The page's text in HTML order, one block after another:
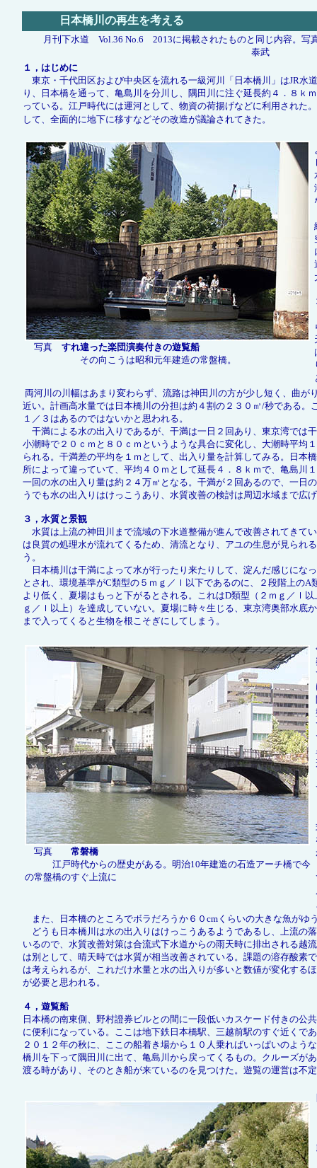
日本橋川の再生を考える
月刊下水道 Vol.36 No.6 2013に掲載されたものと同じ内
泰武
１，はじめに
東京・千代田区および中央区を流れる一級河川「日本橋川」はJR水
り、日本橋を通って、亀島川を分川し、隅田川に注ぐ延長約４．８ｋ
っている。江戸時代には運河として、物資の荷揚げなどに利用された
して、全面的に地下に移すなどその改造が議論されてきた。
写真 すれ違った楽団演奏付きの遊覧船
その向こうは昭和元年建造の常盤橋。
両河川の川幅はあまり変わらず、流路は神田川の方が少し短く、曲が
近い。計画高水量では日本橋川の分担は約４割の２３０㎥/秒である。
１／３はあるのではないかと思われる。
干満による水の出入りであるが、干満は一日２回あり、東京湾では
小潮時で２０ｃｍと８０ｃｍというような具合に変化し、大潮時平均
られる。干満差の平均を１ｍとして、出入り量を計算してみる。日本
所によって違っていて、平均４０ｍとして延長４．８ｋｍで、亀島川
一回の水の出入り量は約２４万㎥となる。干満が２回あるので、一日
うでも水の出入りはけっこうあり、水質改善の検討は周辺水域まで広
３，水質と景観
水質は上流の神田川まで流域の下水道整備が進んで改善されてきて
は良質の処理水が流れてくるため、清流となり、アユの生息が見られ
う。
日本橋川は干満によって水が行ったり来たりして、淀んだ感じにな
とされ、環境基準がC類型の５ｍｇ／ｌ以下であるのに、２段階上の
より低く、夏場はもっと下がるとされる。これはD類型（２ｍｇ／ｌ
ｇ／ｌ以上）を達成していない。夏場に時々生じる、東京湾奥部水底
まで入ってくると生物を根こそぎにしてしまう。
写真 常磐橋
江戸時代からの歴史がある。明治10年建造の石造アーチ橋で今
の常盤橋のすぐ上流に
また、日本橋のところでボラだろうか６０cmくらいの大きな魚がゆ
どうも日本橋川は水の出入りはけっこうあるようであるし、上流の
いるので、水質改善対策は合流式下水道からの雨天時に排出される越
は別として、晴天時では水質が相当改善されている。課題の溶存酸素
は考えられるが、これだけ水量と水の出入りが多いと数値が変化する
が必要と思われる。
４，遊覧船
日本橋の南東側、野村證券ビルとの間に一段低いカスケード付きの公
に便利になっている。ここは地下鉄日本橋駅、三越前駅のすぐ近くで
２０１２年の秋に、ここの船着き場から１０人乗ればいっぱいのよう
橋川を下って隅田川に出て、亀島川から戻ってくるもの。クルーズが
渡る時があり、そのとき船が来ているのを見つけた。遊覧の運営は不